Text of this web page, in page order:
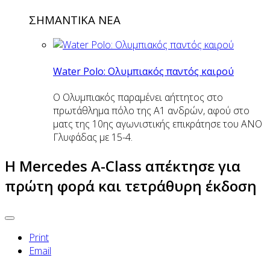
ΣΗΜΑΝΤΙΚΑ ΝΕΑ
Water Polo: Ολυμπιακός παντός καιρού
O Ολυμπιακός παραμένει αήττητος στο
πρωτάθλημα πόλο της Α1 ανδρών, αφού στο
ματς της 10ης αγωνιστικής επικράτησε του ΑΝΟ
Γλυφάδας με 15-4.
H Mercedes Α-Class απέκτησε για
πρώτη φορά και τετράθυρη έκδοση
Print
Email